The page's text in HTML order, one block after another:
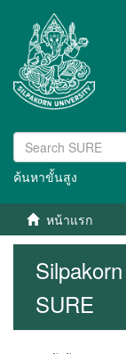
ค้นหาขั้นสูง
หน้าแรก
SURE